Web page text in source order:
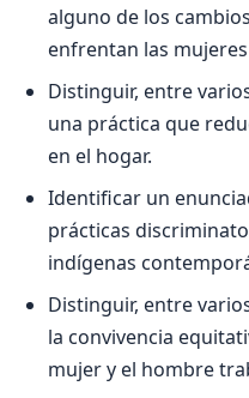
alguno de los
enfrentan las
Distinguir, entre
una práctica que
en el hogar.
Identificar un
prácticas
indígenas
Distinguir, entre
la convivencia
mujer y el hombre